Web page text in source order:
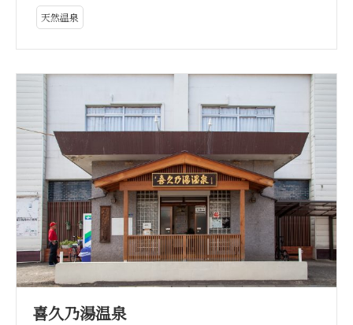
天然温泉
喜久乃湯温泉